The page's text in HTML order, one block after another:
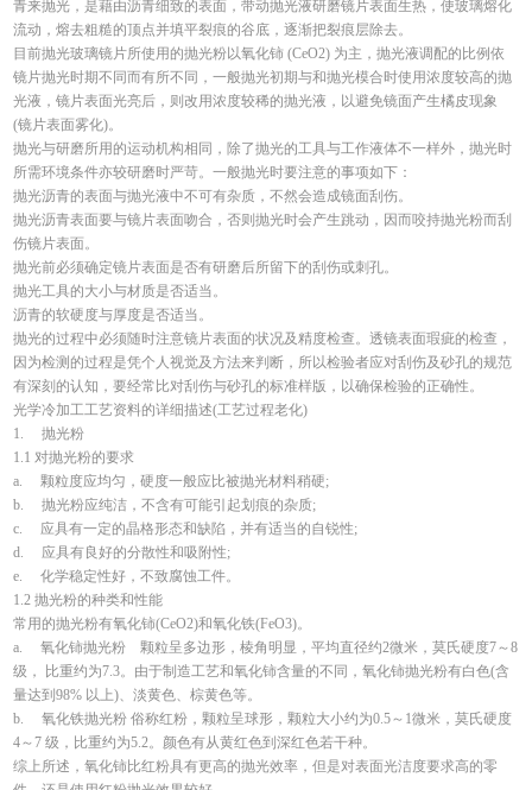
青来抛光，是藉由沥青细致的表面，带动抛光液研磨镜片表面生热，使玻璃熔化
流动，熔去粗糙的顶点并填平裂痕的谷底，逐渐把裂痕层除去。
目前抛光玻璃镜片所使用的抛光粉以氧化铈 (CeO2) 为主，抛光液调配的比例依
镜片抛光时期不同而有所不同，一般抛光初期与和抛光模合时使用浓度较高的抛
光液，镜片表面光亮后，则改用浓度较稀的抛光液，以避免镜面产生橘皮现象
(镜片表面雾化)。
抛光与研磨所用的运动机构相同，除了抛光的工具与工作液体不一样外，抛光时
所需环境条件亦较研磨时严苛。一般抛光时要注意的事项如下：
抛光沥青的表面与抛光液中不可有杂质，不然会造成镜面刮伤。
抛光沥青表面要与镜片表面吻合，否则抛光时会产生跳动，因而咬持抛光粉而刮
伤镜片表面。
抛光前必须确定镜片表面是否有研磨后所留下的刮伤或刺孔。
抛光工具的大小与材质是否适当。
沥青的软硬度与厚度是否适当。
抛光的过程中必须随时注意镜片表面的状况及精度检查。透镜表面瑕疵的检查，
因为检测的过程是凭个人视觉及方法来判断，所以检验者应对刮伤及砂孔的规范
有深刻的认知，要经常比对刮伤与砂孔的标准样版，以确保检验的正确性。
光学冷加工工艺资料的详细描述(工艺过程老化)
1. 抛光粉
1.1 对抛光粉的要求
a. 颗粒度应均匀，硬度一般应比被抛光材料稍硬;
b. 抛光粉应纯洁，不含有可能引起划痕的杂质;
c. 应具有一定的晶格形态和缺陷，并有适当的自锐性;
d. 应具有良好的分散性和吸附性;
e. 化学稳定性好，不致腐蚀工件。
1.2 抛光粉的种类和性能
常用的抛光粉有氧化铈(CeO2)和氧化铁(FeO3)。
a. 氧化铈抛光粉 颗粒呈多边形，棱角明显，平均直径约2微米，莫氏硬度7～8
级， 比重约为7.3。由于制造工艺和氧化铈含量的不同，氧化铈抛光粉有白色(含
量达到98% 以上)、淡黄色、棕黄色等。
b. 氧化铁抛光粉 俗称红粉，颗粒呈球形，颗粒大小约为0.5～1微米，莫氏硬度
4～7 级，比重约为5.2。颜色有从黄红色到深红色若干种。
综上所述，氧化铈比红粉具有更高的抛光效率，但是对表面光洁度要求高的零